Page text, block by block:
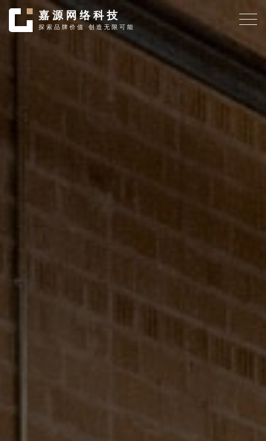
嘉 源 网 络 科 技
探 索 品 牌 价 值 创 造 无 限 可 能